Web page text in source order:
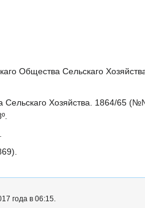
Общества Сельскаго
Сельскаго Хозяйства.
года в 06:15.